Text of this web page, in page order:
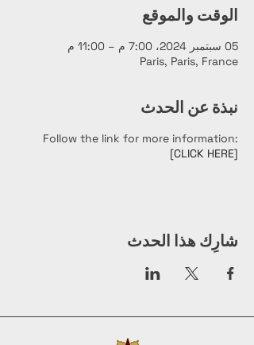
الوقت والموقع
05 سبتمبر 2024، 7:00 م – 11:00 م
Paris, Paris, France
نبذة عن الحدث
Follow the link for more information:
[CLICK HERE]
شارِك هذا الحدث